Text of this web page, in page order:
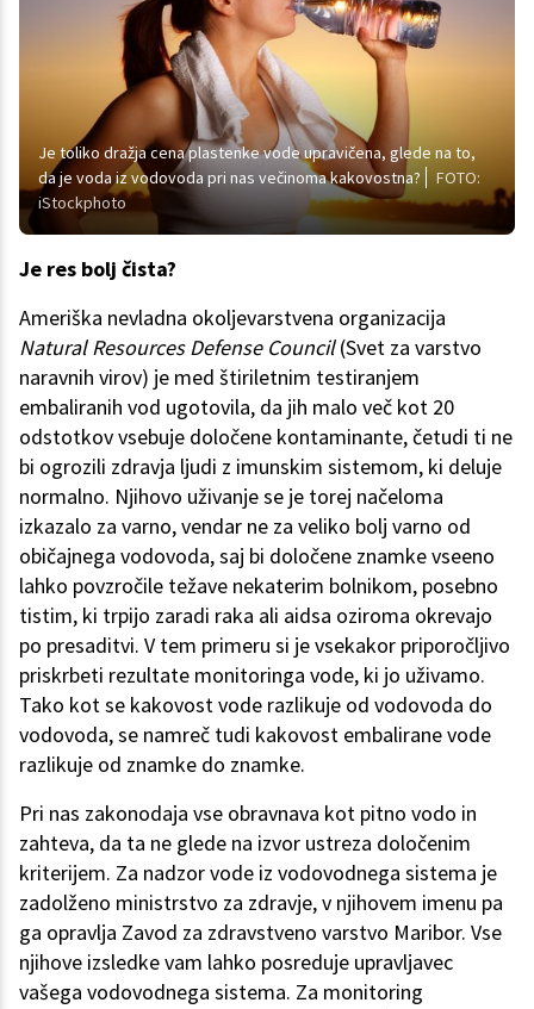
Je toliko dražja cena plastenke vode upravičena, glede na to,
da je voda iz vodovoda pri nas večinoma kakovostna?
FOTO:
iStockphoto
Je res bolj čista?
Ameriška nevladna okoljevarstvena organizacija
Natural Resources Defense Council(Svet za varstvo
naravnih virov) je med štiriletnim testiranjem
embaliranih vod ugotovila, da jih malo več kot 20
odstotkov vsebuje določene kontaminante, četudi ti ne
bi ogrozili zdravja ljudi z imunskim sistemom, ki deluje
normalno. Njihovo uživanje se je torej načeloma
izkazalo za varno, vendar ne za veliko bolj varno od
običajnega vodovoda, saj bi določene znamke vseeno
lahko povzročile težave nekaterim bolnikom, posebno
tistim, ki trpijo zaradi raka ali aidsa oziroma okrevajo
po presaditvi. V tem primeru si je vsekakor priporočljivo
priskrbeti rezultate monitoringa vode, ki jo uživamo.
Tako kot se kakovost vode razlikuje od vodovoda do
vodovoda, se namreč tudi kakovost embalirane vode
razlikuje od znamke do znamke.
Pri nas zakonodaja vse obravnava kot pitno vodo in
zahteva, da ta ne glede na izvor ustreza določenim
kriterijem. Za nadzor vode iz vodovodnega sistema je
zadolženo ministrstvo za zdravje, v njihovem imenu pa
ga opravlja Zavod za zdravstveno varstvo Maribor. Vse
njihove izsledke vam lahko posreduje upravljavec
vašega vodovodnega sistema. Za monitoring